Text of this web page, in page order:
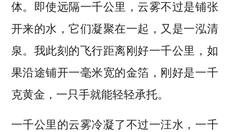
体。即使远隔一千公里，云雾不过是铺张
开来的水，它们凝聚在一起，又是一泓清
泉。我此刻的飞行距离刚好一千公里，如
果沿途铺开一毫米宽的金箔，刚好是一千
克黄金，一只手就能轻轻承托。
一千公里的云雾冷凝了不过一汪水，一千